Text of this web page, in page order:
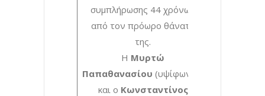
συμπλήρωσης 44 χρόνων
από τον πρόωρο θάνατό
της.
Η Μυρτώ
Παπαθανασίου (υψίφωνος)
και ο Κωνσταντίνος